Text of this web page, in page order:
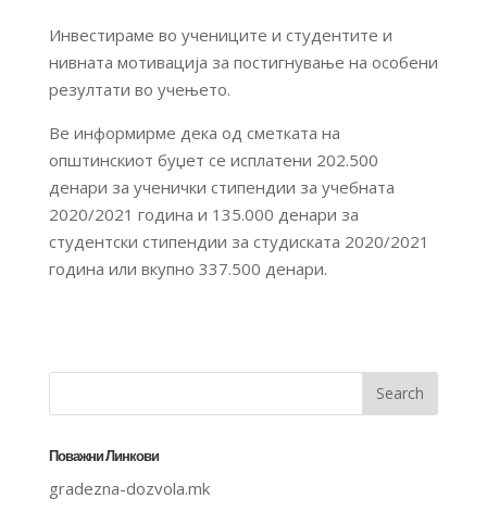
Инвестираме во учениците и студентите и
нивната мотивација за постигнување на особени
резултати во учењето.
Ве информирме дека од сметката на
општинскиот буџет се исплатени 202.500
денари за ученички стипендии за учебната
2020/2021 година и 135.000 денари за
студентски стипендии за студиската 2020/2021
година или вкупно 337.500 денари.
Поважни Линкови
gradezna-dozvola.mk